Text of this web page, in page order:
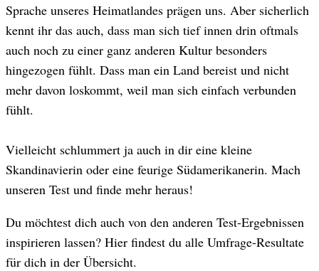
Sprache unseres Heimatlandes prägen uns. Aber sicherlich
kennt ihr das auch, dass man sich tief innen drin oftmals
auch noch zu einer ganz anderen Kultur besonders
hingezogen fühlt. Dass man ein Land bereist und nicht
mehr davon loskommt, weil man sich einfach verbunden
fühlt.
​Vielleicht schlummert ja auch in dir eine kleine
Skandinavierin oder eine feurige Südamerikanerin. Mach
unseren Test und finde mehr heraus!
Du möchtest dich auch von den anderen Test-Ergebnissen
inspirieren lassen? Hier findest du alle Umfrage-Resultate
für dich in der Übersicht.